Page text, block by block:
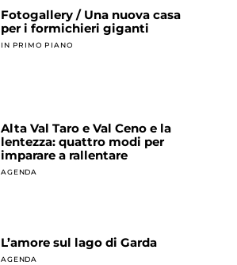
Fotogallery / Una nuova casa
per i formichieri giganti
IN PRIMO PIANO
Alta Val Taro e Val Ceno e la
lentezza: quattro modi per
imparare a rallentare
AGENDA
L’amore sul lago di Garda
AGENDA